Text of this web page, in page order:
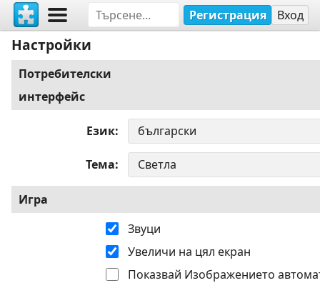
Регистрация Вход
Настройки
Потребителски
интерфейс
Език
Тема
Игра
Звуци
Увеличи на цял екран
Показвай Изображението